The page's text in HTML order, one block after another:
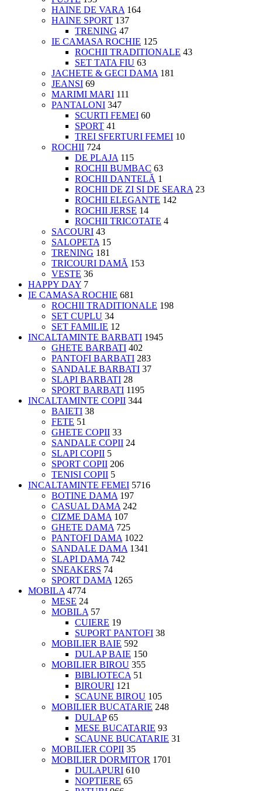
HAINE DE VARA 164
HAINE SPORT 137
TRENING 47
IE CAMASA ROCHIE 125
ROCHII TRADITIONALE 43
SET TATA FIU 63
JACHETE & GECI DAMA 181
JEANSI 69
MARIMI MARI 111
PANTALONI 347
SCURTI FEMEI 60
SPORT 41
TREI SFERTURI FEMEI 10
ROCHII 724
DE PLAJA 115
ROCHII BUMBAC 63
ROCHII DANTELĂ 1
ROCHII DE ZI SI DE SEARA 23
ROCHII ELEGANTE 142
ROCHII JERSE 14
ROCHII TRICOTATE 4
SACOURI 43
SALOPETA 15
TRENING 181
TRICOURI DAMĂ 153
VESTE 36
HAPPY DAY 7
IE CAMASA ROCHIE 681
ROCHII TRADITIONALE 198
SET CUPLU 34
SET FAMILIE 12
INCALTAMINTE BARBATI 1945
GHETE BARBATI 402
PANTOFI BARBATI 283
SANDALE BARBATI 37
SLAPI BARBATI 28
SPORT BARBATI 1195
INCALTAMINTE COPII 344
BAIETI 38
FETE 51
GHETE COPII 33
SANDALE COPII 24
SLAPI COPII 5
SPORT COPII 206
TENISI COPII 5
INCALTAMINTE FEMEI 5716
BOTINE DAMA 197
CASUAL DAMA 242
CIZME DAMA 107
GHETE DAMA 725
PANTOFI DAMA 1022
SANDALE DAMA 1341
SLAPI DAMA 742
SNEAKERS 74
SPORT DAMA 1265
MOBILA 4774
MESE 24
MOBILA 57
CUIERE 19
SUPORT PANTOFI 38
MOBILIER BAIE 592
DULAP BAIE 150
MOBILIER BIROU 355
BIBLIOTECA 51
BIROURI 121
SCAUNE BIROU 105
MOBILIER BUCATARIE 248
DULAP 65
MESE BUCATARIE 93
SCAUNE BUCATARIE 31
MOBILIER COPII 35
MOBILIER DORMITOR 1701
DULAPURI 610
NOPTIERE 65